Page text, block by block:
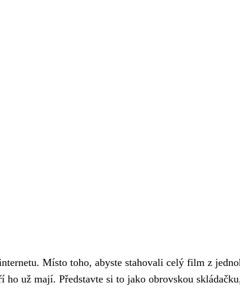
Místo toho, abyste stahovali celý film z
ho už mají. Představte si to jako obrovskou